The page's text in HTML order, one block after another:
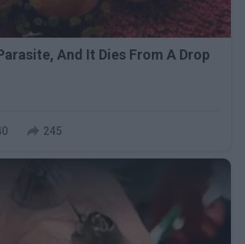
And It Dies From A Drop
245